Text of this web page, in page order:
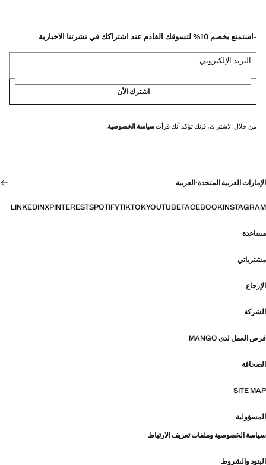
-استمتع بخصم 10% لتسوقك القادم عند اشتراكك في نشرتنا الاخبارية
البريد الإلكتروني
اشترك الأن
من خلال الاشتراك، فإنك تؤكد أنك قرأتسياسة الخصوصية.
الإمارات العربية المتحدة·العربية
INSTAGRAM
FACEBOOK
YOUTUBE
TIKTOK
SPOTIFY
PINTEREST
X
LINKEDIN
مساعدة
مشترياتي
الإرجاع
الشركة
فرص العمل لدى MANGO
الصحافة
SITE MAP
المسؤولية
سياسة الخصوصية وملفات تعريف الارتباط
البنود والشروط